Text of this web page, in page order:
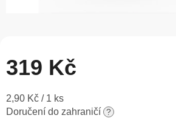
319 Kč
Měrná
cena:
2,90 Kč / 1 ks
Doručení do zahraničí ?